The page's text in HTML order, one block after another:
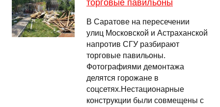
торговые павильоны
В Саратове на пересечении
улиц Московской и Астраханской
напротив СГУ разбирают
торговые павильоны.
Фотографиями демонтажа
делятся горожане в
соцсетях.Нестационарные
конструкции были совмещены с